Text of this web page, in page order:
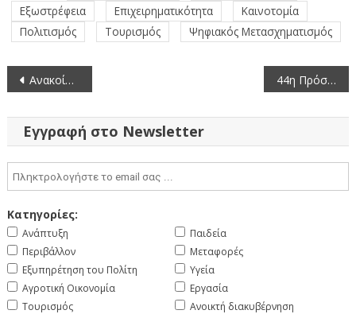
Εξωστρέφεια
Επιχειρηματικότητα
Καινοτομία
Πολιτισμός
Τουρισμός Ψηφιακός Μετασχηματισμός
Πλοήγηση
άρθρων
Ανακοίνωση πλήρωσης τεσσάρων (4) θέσεων Εθνικών Εμπειρογνωμόνων στον Ευρωπαϊκό Οργανισμό Συνοριοφυλακής και Ακτοφυλακής (FRΟΝΤΕΧ) (10-9-2025) 44η Πρόσκληση σε συνεδρίαση της Περιφερειακής Επιτροπής της Περιφέρειας Δυτικής Μακεδονίας μεικτή (15-9-2025)
Εγγραφή στο Newsletter
Κατηγορίες:
Ανάπτυξη
Περιβάλλον
Εξυπηρέτηση του Πολίτη
Αγροτική Οικονομία
Τουρισμός
Παιδεία
Μεταφορές
Υγεία
Εργασία
Ανοικτή διακυβέρνηση